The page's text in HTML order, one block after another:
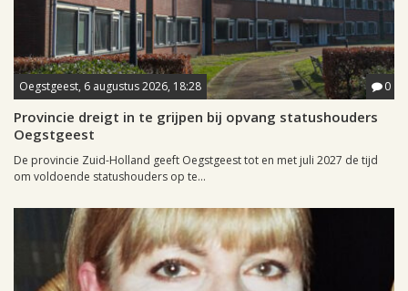
Oegstgeest, 6 augustus 2026, 18:28 0
Provincie dreigt in te grijpen bij opvang statushouders
Oegstgeest
De provincie Zuid-Holland geeft Oegstgeest tot en met juli 2027 de tijd
om voldoende statushouders op te...